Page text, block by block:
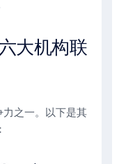
大机构联
力之一。以下是其